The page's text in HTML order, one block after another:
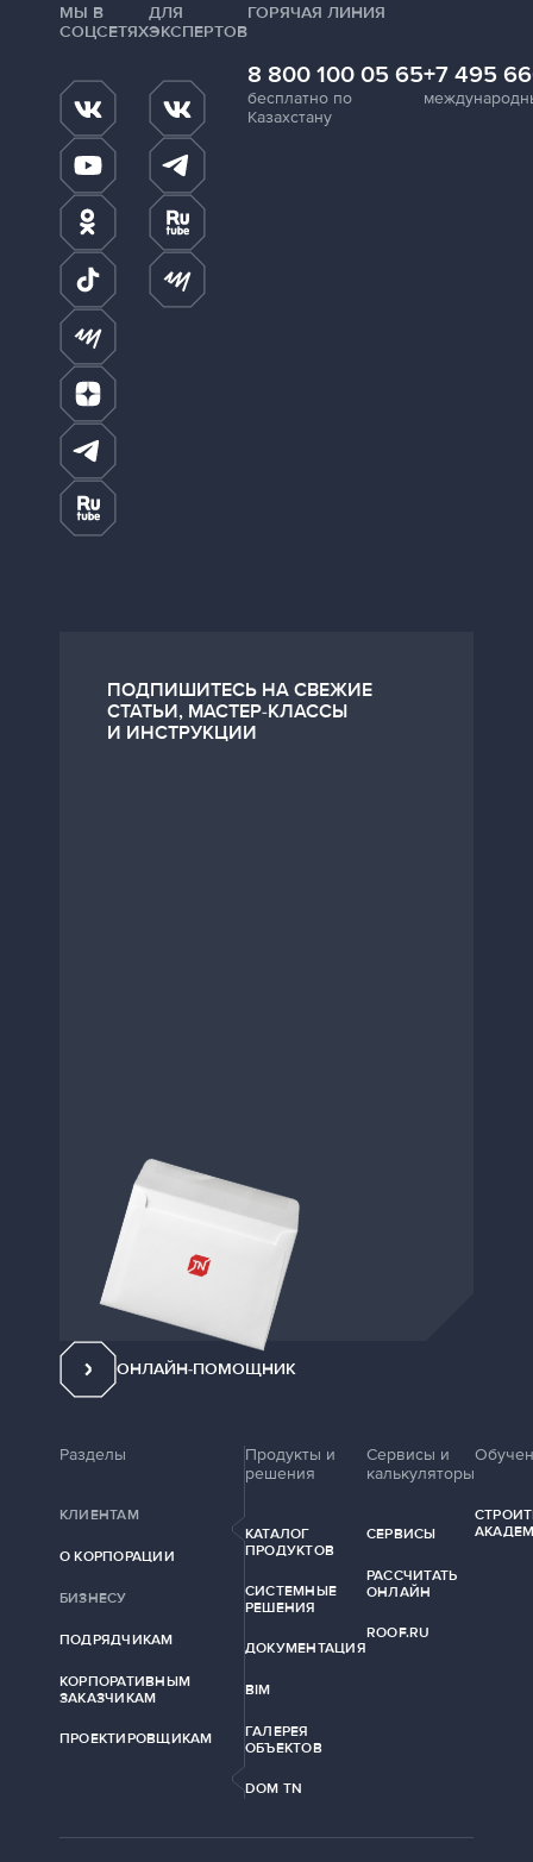
МЫ В
СОЦСЕТЯХ
ДЛЯ
ЭКСПЕРТОВ
ГОРЯЧАЯ ЛИНИЯ
8 800 100 05 65
бесплатно по
Казахстану
+7 495
ПОДПИШИТЕСЬ НА СВЕЖИЕ
СТАТЬИ, МАСТЕР-КЛАССЫ
И ИНСТРУКЦИИ
ОНЛАЙН-ПОМОЩНИК
Разделы
КЛИЕНТАМ
О КОРПОРАЦИИ
БИЗНЕСУ
ПОДРЯДЧИКАМ
КОРПОРАТИВНЫМ
ЗАКАЗЧИКАМ
ПРОЕКТИРОВЩИКАМ
Продукты и
решения
КАТАЛОГ
ПРОДУКТОВ
СИСТЕМНЫЕ
РЕШЕНИЯ
ДОКУМЕНТАЦИЯ
BIM
ГАЛЕРЕЯ
ОБЪЕКТОВ
DOM TN
Сервисы и
калькуляторы
СЕРВИСЫ
РАССЧИТАТЬ
ОНЛАЙН
ROOF.RU